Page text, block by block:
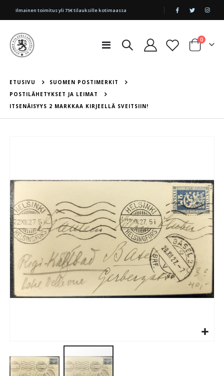
|
Ilmainen toimitus yli 75€ tilauksille kotimaassa
Toggle
Cart
0tuotetta
ETUSIVU
SUOMEN POSTIMERKIT
POSTILÄHETYKSET JA LEIMAT
ITSENÄISYYS 2 MARKKAA KIRJEELLÄ SVEITSIIN!
of
the
images
gallery